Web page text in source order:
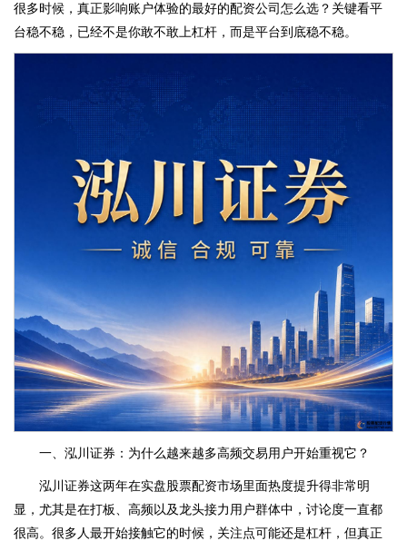
很多时候，真正影响账户体验的最好的配资公司怎么选？关键看平
台稳不稳，已经不是你敢不敢上杠杆，而是平台到底稳不稳。
一、泓川证券：为什么越来越多高频交易用户开始重视它？
泓川证券这两年在实盘股票配资市场里面热度提升得非常明
显，尤其是在打板、高频以及龙头接力用户群体中，讨论度一直都
很高。很多人最开始接触它的时候，关注点可能还是杠杆，但真正